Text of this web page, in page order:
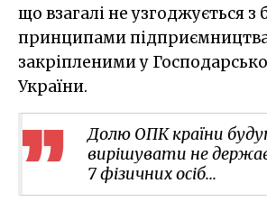
що взагалі не узгоджується з
принципами
закріпленими у
України.
Долю ОПК країни
вирішувати не
7 фізичних осіб...